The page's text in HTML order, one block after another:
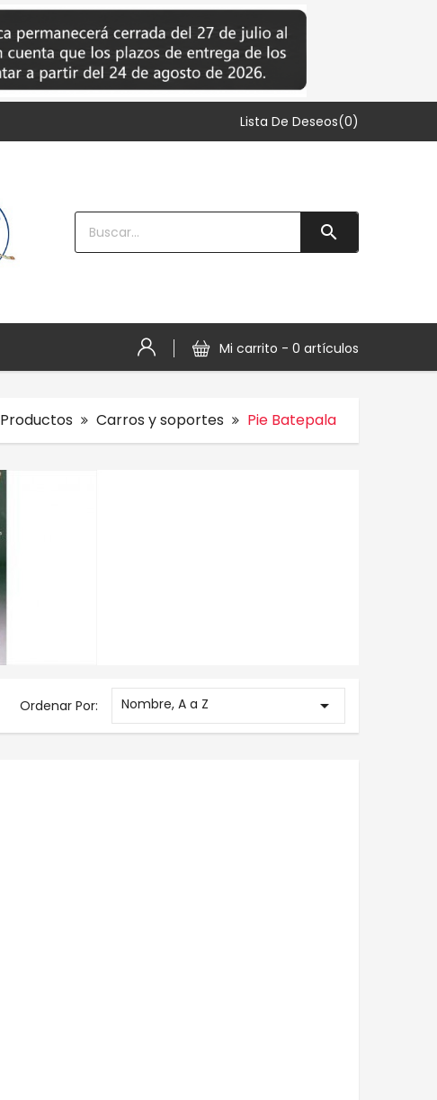
Lista De Deseos(0)

Mi carrito - 0 artículos
Productos Carros y soportes Pie Batepala
Ordenar Por: Nombre, A a Z 